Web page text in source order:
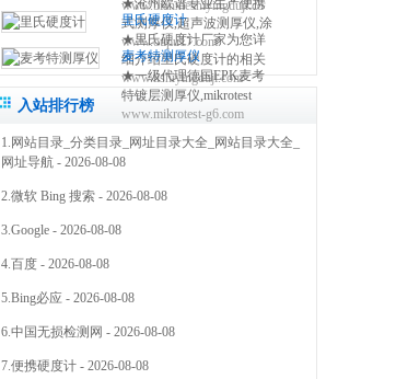
修保养等,使您更好的了解
和使用镀层测试仪 0317-
3038768
相关知识,包括便携式硬度
计原理,使用方法,使用注意
事项,维修保养等,使您更好
的了解和使用便携式硬度
仪方法 0317-3038768
www.bianxieshiyingduji.com
★沧州欧谱专业生产便携
式测厚仪,超声波测厚仪,涂
镀层测厚仪,里氏硬度计,超
声波探伤仪,测厚仪价格,粗
糙度仪,电火花检测仪,附着
力测试仪,免费保修三年
0317-3038768
www.oupu17.com
里氏硬度计
★里氏硬度计厂家为您详
细介绍里氏硬度计的相关
知识,包括里氏硬度计原理,
使用方法,使用注意事项,维
修保养等,使您更好的了解
和使用里氏硬度测量仪
0317-3038768
www.lishiyingduji.com
麦考特测厚仪
★一级代理德国EPK麦考
特镀层测厚仪,mikrotest
g6,f6等多种型号的测厚
仪,NIFE50电镀镍测厚仪,
机械式锌层测厚仪,指针型
www.mikrotest-g6.com
入站排行榜
1. 网站目录_分类目录_网址目录大全_网站目录大全_
网址导航 - 2026-08-08
2.微软 Bing 搜索 - 2026-08-08
3.Google - 2026-08-08
4.百度 - 2026-08-08
5.Bing必应 - 2026-08-08
6.中国无损检测网 - 2026-08-08
7.便携硬度计 - 2026-08-08